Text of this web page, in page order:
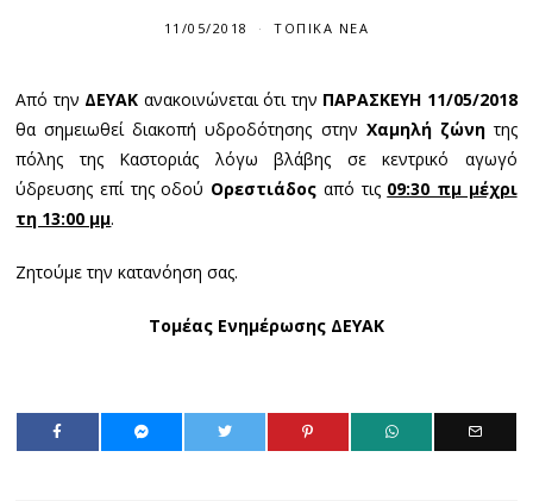
11/05/2018 ΤΟΠΙΚΆ ΝΈΑ
Από την ΔΕΥΑΚ ανακοινώνεται ότι την ΠΑΡΑΣΚΕΥΗ 11/05/2018
θα σημειωθεί διακοπή υδροδότησης στην Χαμηλή ζώνητης
πόλης της Καστοριάς λόγω βλάβης σε κεντρικό αγωγό
ύδρευσης επί της οδού Ορεστιάδος από τις 09:30 πμ μέχρι
τη 13:00 μμ.
Ζητούμε την κατανόηση σας.
Τομέας Ενημέρωσης ΔΕΥΑΚ